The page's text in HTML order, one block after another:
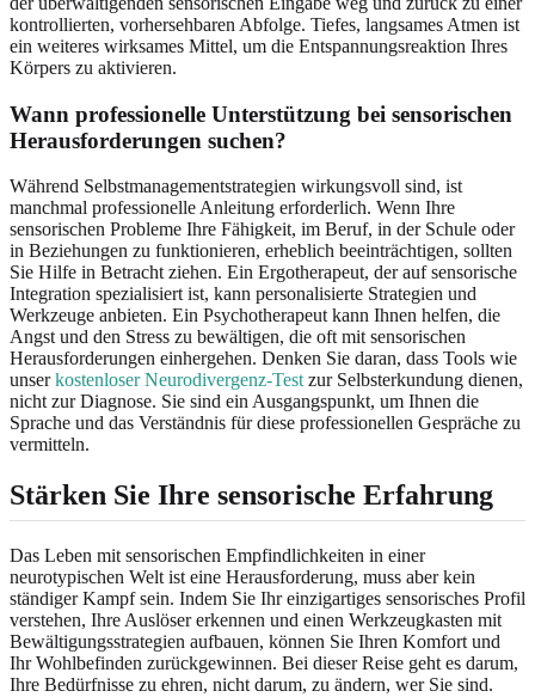
kontrollierten, vorhersehbaren Abfolge. Tiefes, langsames Atmen ist
ein weiteres wirksames Mittel, um die Entspannungsreaktion Ihres
Körpers zu aktivieren.
Wann professionelle Unterstützung bei sensorischen
Herausforderungen suchen?
Während Selbstmanagementstrategien wirkungsvoll sind, ist
manchmal professionelle Anleitung erforderlich. Wenn Ihre
sensorischen Probleme Ihre Fähigkeit, im Beruf, in der Schule oder
in Beziehungen zu funktionieren, erheblich beeinträchtigen, sollten
Sie Hilfe in Betracht ziehen. Ein Ergotherapeut, der auf sensorische
Integration spezialisiert ist, kann personalisierte Strategien und
Werkzeuge anbieten. Ein Psychotherapeut kann Ihnen helfen, die
Angst und den Stress zu bewältigen, die oft mit sensorischen
Herausforderungen einhergehen. Denken Sie daran, dass Tools wie
unserkostenloser Neurodivergenz-Test zur Selbsterkundung dienen,
nicht zur Diagnose. Sie sind ein Ausgangspunkt, um Ihnen die
Sprache und das Verständnis für diese professionellen Gespräche zu
vermitteln.
Stärken Sie Ihre sensorische Erfahrung
Das Leben mit sensorischen Empfindlichkeiten in einer
neurotypischen Welt ist eine Herausforderung, muss aber kein
ständiger Kampf sein. Indem Sie Ihr einzigartiges sensorisches Profil
verstehen, Ihre Auslöser erkennen und einen Werkzeugkasten mit
Bewältigungsstrategien aufbauen, können Sie Ihren Komfort und
Ihr Wohlbefinden zurückgewinnen. Bei dieser Reise geht es darum,
Ihre Bedürfnisse zu ehren, nicht darum, zu ändern, wer Sie sind.